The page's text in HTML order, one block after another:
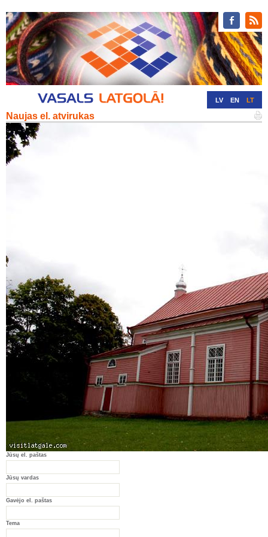
LV EN LT
Naujas el. atvirukas
Jūsų el. paštas
Jūsų vardas
Gavėjo el. paštas
Tema